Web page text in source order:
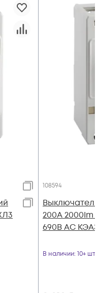
108594
200А 2000Im
690В AC КЭАЗ
В наличии: 10+ шт